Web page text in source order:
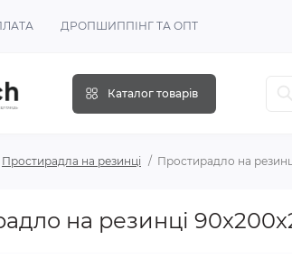
ДРОПШИППІНГ ТА ОПТ
Каталог товарів
Простирадла на резинці Простирадло на
на резинці